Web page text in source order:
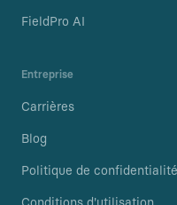
FieldPro AI
Entreprise
Carrières
Blog
Politique de confidentialité